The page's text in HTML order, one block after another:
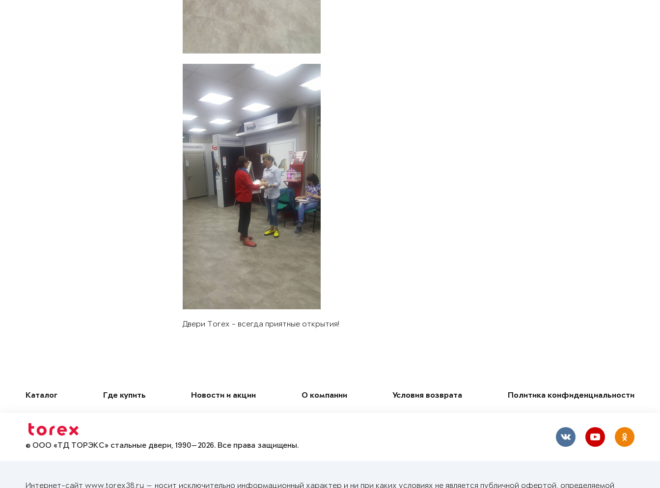
Двери Torex - всегда приятные открытия!
Каталог Где купить Новости и акции О компании Условия возврата Политика конфиденциальности
© ООО «ТД ТОРЭКС» стальные двери, 1990—2026. Все права защищены.
Интернет-сайт www.torex38.ru — носит исключительно информационный характер и ни при каких условиях не является публичной офертой, определяемой